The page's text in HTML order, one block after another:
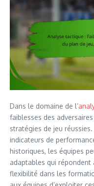
Dans le domaine de l’
faiblesses des
stratégies de jeu
indicateurs de
historiques, les équipes
adaptables qui répondent
flexibilité dans les